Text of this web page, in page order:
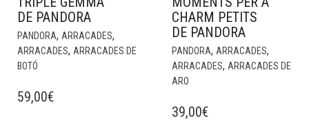
DE PANDORA
PANDORA, ARRACADES,
ARRACADES, ARRACADES DE
BOTÓ
59,00€
CHARM PETITS
DE PANDORA
PANDORA, ARRACADES,
ARRACADES, ARRACADES DE
ARO
39,00€